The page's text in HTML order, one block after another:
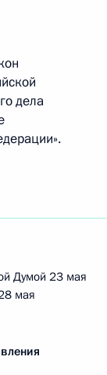
дела
Думой 23 мая
мая